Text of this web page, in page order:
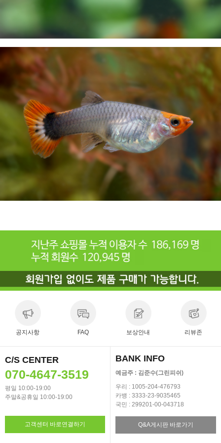
공지사항 FAQ 보상안내 리뷰존
C/S CENTER
070-4647-3519
평일 10:00-19:00
주말&공휴일 10:00-19:00
고객센터 바로연결하기
BANK INFO
예금주 : 김준수(그린피쉬)
우리 : 1005-204-476793
카뱅 : 3333-23-9035465
국민 : 299201-00-043718
Q&A게시판 바로가기